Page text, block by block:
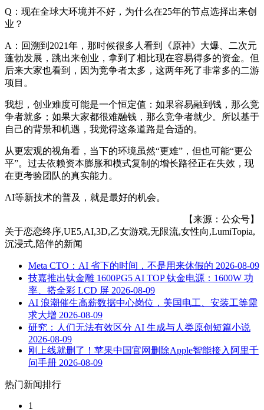
Q：现在全球大环境并不好，为什么在25年的节点选择出来创
业？
A：回溯到2021年，那时候很多人看到《原神》大爆、二次元
蓬勃发展，跳出来创业，拿到了相比现在容易得多的资金。但
后来大家也看到，因为竞争者太多，这两年死了非常多的二游
项目。
我想，创业难度可能是一个恒定值：如果容易融到钱，那么竞
争者就多；如果大家都很难融钱，那么竞争者就少。所以基于
自己的背景和机遇，我觉得这条道路是合适的。
从更宏观的视角看，当下的环境虽然“更难”，但也可能“更公
平”。过去依赖资本膨胀和模式复制的增长路径正在失效，现
在更考验团队的真实能力。
AI等新技术的普及，就是最好的机会。
【来源：公众号】
关于恋恋终序,UE5,AI,3D,乙女游戏,无限流,女性向,LumiTopia,
沉浸式,陪伴的新闻
Meta CTO：AI 省下的时间，不是用来休假的 2026-08-09
技嘉推出钛金雕 1600PG5 AI TOP 钛金电源：1600W 功
率、搭全彩 LCD 屏 2026-08-09
AI 浪潮催生高薪数据中心岗位，美国电工、安装工等需
求大增 2026-08-09
研究：人们无法有效区分 AI 生成与人类原创短篇小说
2026-08-09
刚上线就删了！苹果中国官网删除Apple智能接入阿里千
问手册 2026-08-09
热门新闻排行
1